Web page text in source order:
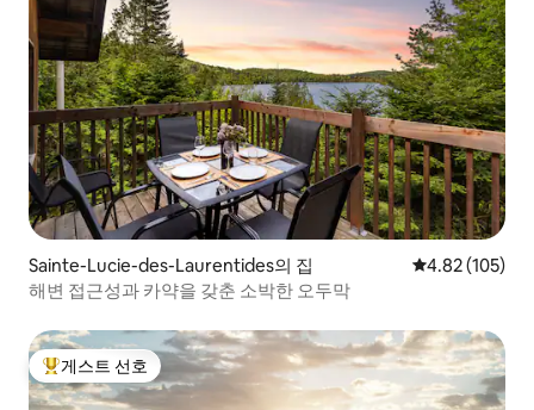
Sainte-Lucie-des-Laurentides의 집 평점 4.82점(5
4.82 (105)
해변 접근성과 카약을 갖춘 소박한 오두막
상위 게스트 선호
게스트 선호